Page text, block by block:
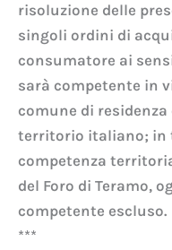
risoluzione delle
singoli ordini di
consumatore ai
sarà competente in
comune di
territorio italiano; in
competenza
del Foro di Teramo,
competente escluso.
***